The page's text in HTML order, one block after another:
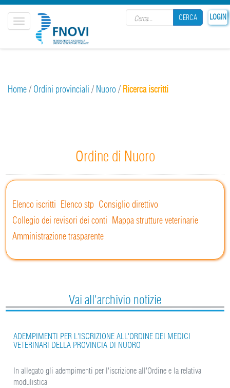
LOGIN
CERCA
Toggle
navigation
Home/ Ordini provinciali / Nuoro/ Ricerca iscritti
Ordine di Nuoro
Elenco iscritti Elenco stp Consiglio direttivo
Collegio dei revisori dei conti Mappa strutture veterinarie
Amministrazione trasparente
Vai all'archivio notizie
ADEMPIMENTI PER L'ISCRIZIONE ALL'ORDINE DEI MEDICI
VETERINARI DELLA PROVINCIA DI NUORO
In allegato gli adempimenti per l'iscrizione all'Ordine e la relativa
modulistica